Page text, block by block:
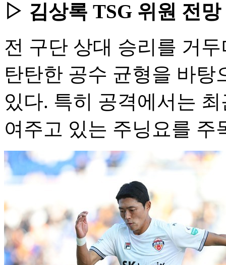
▷ 김상록 TSG 위원 전망
전 구단 상대 승리를 거
탄탄한 공수 균형을 바
있다. 특히 공격에서는
여주고 있는 주닝요를 주